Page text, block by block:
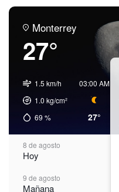
Monterrey
27°
1.5 km/h
1.0 kg/cm²
69 %
03:00 AM
27°
8 de agosto
Hoy
9 de agosto
Mañana